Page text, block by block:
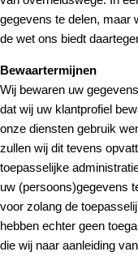
gegevens te delen, maar
de wet ons biedt
Bewaartermijnen
Wij bewaren uw
dat wij uw klantprofiel
onze diensten gebruik
zullen wij dit tevens
toepasselijke
uw (persoons)gegevens
voor zolang de
hebben echter geen
die wij naar aanleiding